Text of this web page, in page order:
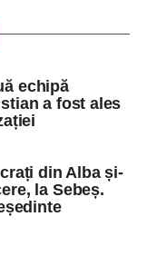
echipă
a fost ales
din Alba și-
la Sebeș.